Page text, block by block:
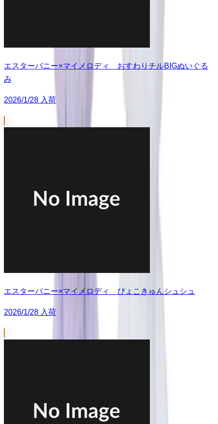
エスターバニー×マイメロディ おすわりチルBIGぬいぐる
み
2026/1/28 入荷
エスターバニー×マイメロディ ぴょこきゅんシュシュ
2026/1/28 入荷